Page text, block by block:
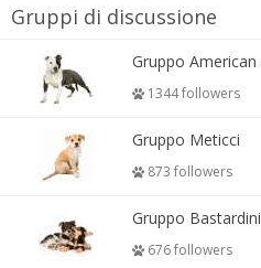
Gruppi di discussione
1344 followers
Gruppo Meticci
873 followers
Gruppo Bastardini
676 followers